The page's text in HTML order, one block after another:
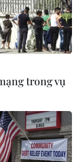
Nhật Bản
Kyodo/TTXVN)
trong vụ